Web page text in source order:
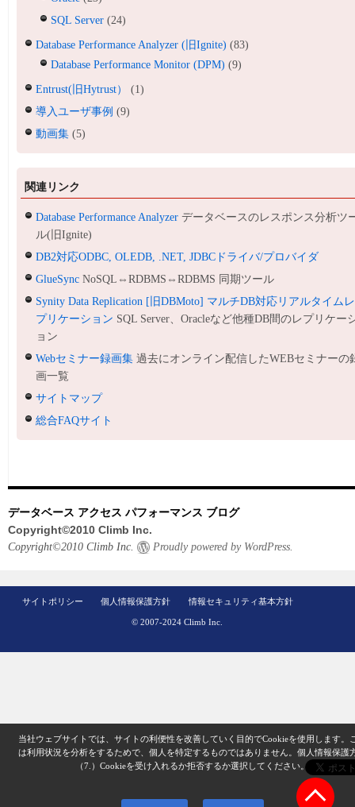
SQL Server (24)
Database Performance Analyzer (旧Ignite) (83)
Database Performance Monitor (DPM) (9)
Entrust(旧Hytrust）
(1)
導入ユーザ事例 (9)
動画集 (5)
関連リンク
Database Performance Analyzer データベースのレスポンス分析ツ
ル(旧Ignite)
DB2対応ODBC, OLEDB, .NET, JDBCドライバ/プロバイダ
GlueSync NoSQL⇔RDBMS⇔RDBMS 同期ツール
Synity Data Replication [旧DBMoto] マルチDB対応リアルタイムレ
プリケーション SQL Server、Oracleなど他種DB間のレプリケー
ョン
Webセミナー録画集 過去にオンライン配信したWEBセミナーの
画一覧
サイトマップ
総合FAQサイト
データベース アクセス パフォーマンス ブログ
Copyright©2010 Climb Inc.
Copyright©2010 Climb Inc. Proudly powered by WordPress.
サイトポリシー 個人情報保護方針 情報セキュリティ基本方針
© 2007-2024 Climb Inc.
当社ウェブサイトでは、サイトの利便性を改善していく目的でCookieを使用します。
は利用状況を分析をするためで、個人を特定するものではありません。 個人情報保護
（7.）Cookieを受け入れるか拒否するか選択してください。